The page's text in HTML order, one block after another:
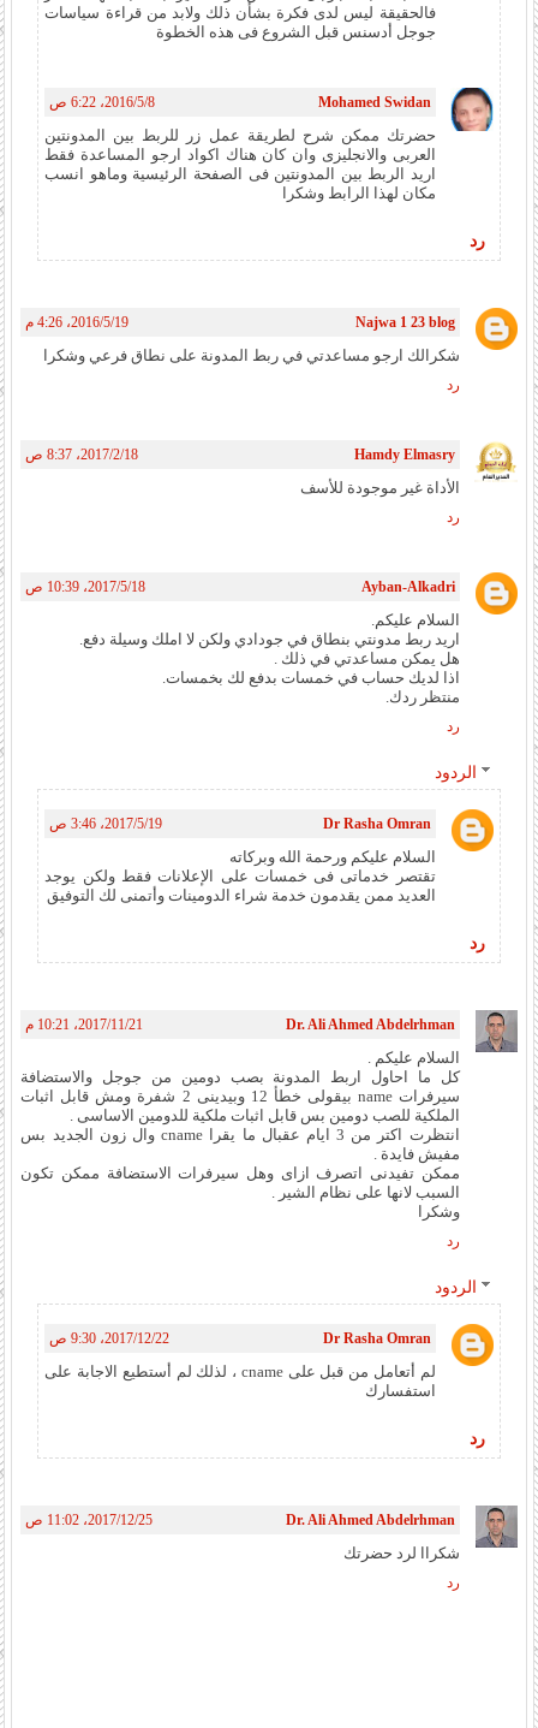
فالحقيقة ليس لدى فكرة بشأن ذلك ولابد من قراءة سياسات
جوجل أدسنس قبل الشروع فى هذه الخطوة
Mohamed Swidan 8‏/5‏/2016، 6:22 ص
حضرتك ممكن شرح لطريقة عمل زر للربط بين المدونتين
العربى والانجليزى وان كان هناك اكواد ارجو المساعدة فقط
اريد الربط بين المدونتين فى الصفحة الرئيسية وماهو انسب
مكان لهذا الرابط وشكرا
رد
Najwa 1 23 blog 19‏/5‏/2016، 4:26 م
شكرالك ارجو مساعدتي في ربط المدونة على نطاق فرعي وشكرا
رد
Hamdy Elmasry 18‏/2‏/2017، 8:37 ص
الأداة غير موجودة للأسف
رد
Ayban-Alkadri 18‏/5‏/2017، 10:39 ص
السلام عليكم.
اريد ربط مدونتي بنطاق في جودادي ولكن لا املك وسيلة دفع.
هل يمكن مساعدتي في ذلك .
اذا لديك حساب في خمسات بدفع لك بخمسات.
منتظر ردك.
رد
الردود
Dr Rasha Omran 19‏/5‏/2017، 3:46 ص
السلام عليكم ورحمة الله وبركاته
تقتصر خدماتى فى خمسات على الإعلانات فقط ولكن يوجد
العديد ممن يقدمون خدمة شراء الدومينات وأتمنى لك التوفيق
رد
Dr. Ali Ahmed Abdelrhman 21‏/11‏/2017، 10:21 م
السلام عليكم .
كل ما احاول اربط المدونة بصب دومين من جوجل والاستضافة
سيرفرات name بيقولى خطأ 12 وبيدينى 2 شفرة ومش قابل اثبات
الملكية للصب دومين بس قابل اثبات ملكية للدومين الاساسى .
انتظرت اكتر من 3 ايام عقبال ما يقرا cname وال زون الجديد بس
مفيش فايدة .
ممكن تفيدنى اتصرف ازاى وهل سيرفرات الاستضافة ممكن تكون
السبب لانها على نظام الشير .
وشكرا
رد
الردود
Dr Rasha Omran 22‏/12‏/2017، 9:30 ص
لم أتعامل من قبل على cname ، لذلك لم أستطيع الاجابة على
استفسارك
رد
Dr. Ali Ahmed Abdelrhman 25‏/12‏/2017، 11:02 ص
شكراا لرد حضرتك
رد